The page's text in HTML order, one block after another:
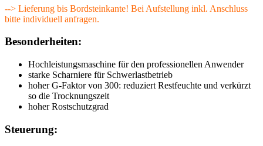
--> Lieferung bis Bordsteinkante! Bei Aufstellung inkl. Anschluss
bitte individuell anfragen.
Besonderheiten:
Hochleistungsmaschine für den professionellen Anwender
starke Scharniere für Schwerlastbetrieb
hoher G-Faktor von 300: reduziert Restfeuchte und verkürzt
so die Trocknungszeit
hoher Rostschutzgrad
Steuerung: